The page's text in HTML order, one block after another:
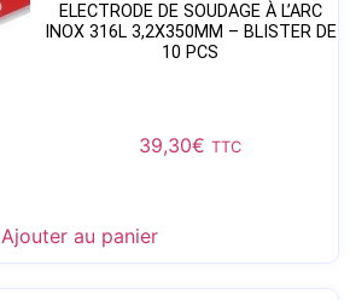
ELECTRODE DE SOUDAGE À L’ARC
INOX 316L 3,2X350MM – BLISTER DE
10 PCS
39,30€ TTC
Ajouter au panier